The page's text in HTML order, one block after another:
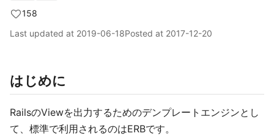
158
Last updated at 2019-06-18Posted at 2017-12-20
はじめに
RailsのViewを出力するためのデンプレートエンジンとし
て、標準で利用されるのはERBです。